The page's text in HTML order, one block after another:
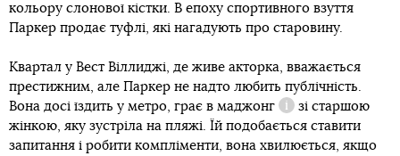
кольору слонової кістки. В епоху спортивного взуття
Паркер продає туфлі, які нагадують про старовину.
Квартал у Вест Віллиджі, де живе акторка, вважається
престижним, але Паркер не надто любить публічність.
Вона досі їздить у метро, грає в маджонг
Довідка
зі старшою
жінкою, яку зустріла на пляжі. Їй подобається ставити
запитання і робити компліменти, вона хвилюється, якщо